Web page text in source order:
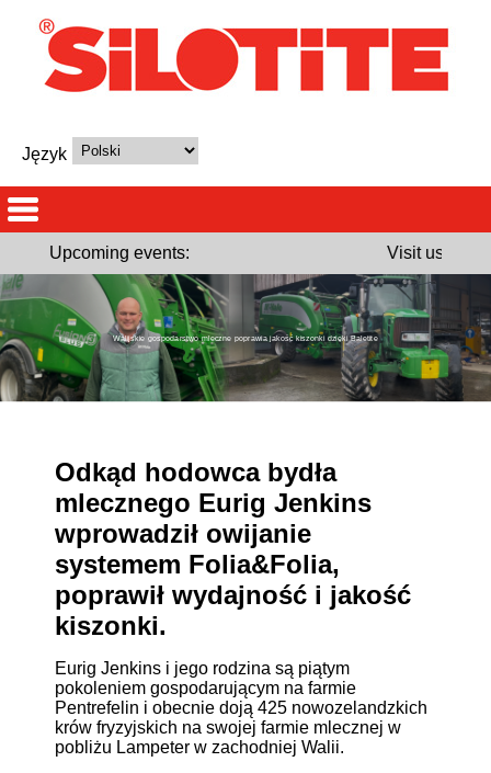
Język
Upcoming events: Visit us at
Walijskie gospodarstwo mleczne poprawia jakość kiszonki dzięki Baletite
Odkąd hodowca bydła
mlecznego Eurig Jenkins
wprowadził owijanie
systemem Folia&Folia,
poprawił wydajność i jakość
kiszonki.
Eurig Jenkins i jego rodzina są piątym
pokoleniem gospodarującym na farmie
Pentrefelin i obecnie doją 425 nowozelandzkich
krów fryzyjskich na swojej farmie mlecznej w
pobliżu Lampeter w zachodniej Walii.